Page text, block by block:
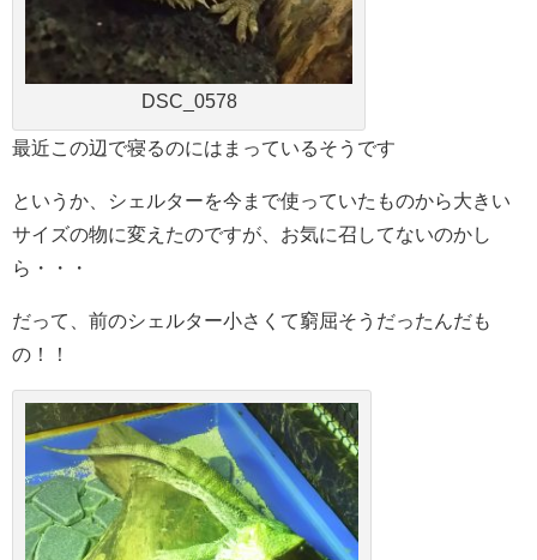
DSC_0578
最近この辺で寝るのにはまっているそうです
というか、シェルターを今まで使っていたものから大きい
サイズの物に変えたのですが、お気に召してないのかし
ら・・・
だって、前のシェルター小さくて窮屈そうだったんだも
の！！